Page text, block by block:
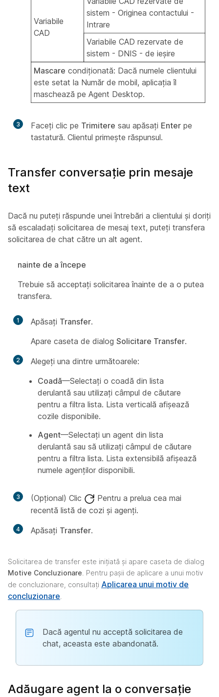
Variabile
CAD
sistem - Originea contactului -
Intrare
Variabile CAD rezervate de
sistem - DNIS - de ieșire
Mascare condiționată: Dacă numele clientului
este setat la Număr de mobil, aplicația îl
maschează pe Agent Desktop.
3 Faceți clic pe Trimitere sau apăsați Enter pe
tastatură. Clientul primește răspunsul.
Transfer conversație prin mesaje
text
Dacă nu puteți răspunde unei întrebări a clientului și doriți
să escaladați solicitarea de mesaj text, puteți transfera
solicitarea de chat către un alt agent.
nainte de a începe
Trebuie să acceptați solicitarea înainte de a o putea
transfera.
1 Apăsați Transfer.
Apare caseta de dialog Solicitare Transfer.
2
Alegeți una dintre următoarele:
Coadă—Selectați o coadă din lista
derulantă sau utilizați câmpul de căutare
pentru a filtra lista. Lista verticală afișează
cozile disponibile.
Agent—Selectați un agent din lista
derulantă sau să utilizați câmpul de căutare
pentru a filtra lista. Lista extensibilă afișează
numele agenților disponibili.
3 (Opțional) Clic
Pentru a prelua cea mai
recentă listă de cozi și agenți.
4 Apăsați Transfer.
Solicitarea de transfer este inițiată și apare caseta de dialog
Motive Concluzionare . Pentru pașii de aplicare a unui motiv
de concluzionare, consultați Aplicarea unui motiv de
concluzionare
Dacă agentul nu acceptă solicitarea de
chat, aceasta este abandonată.
Adăugare agent la o conversație